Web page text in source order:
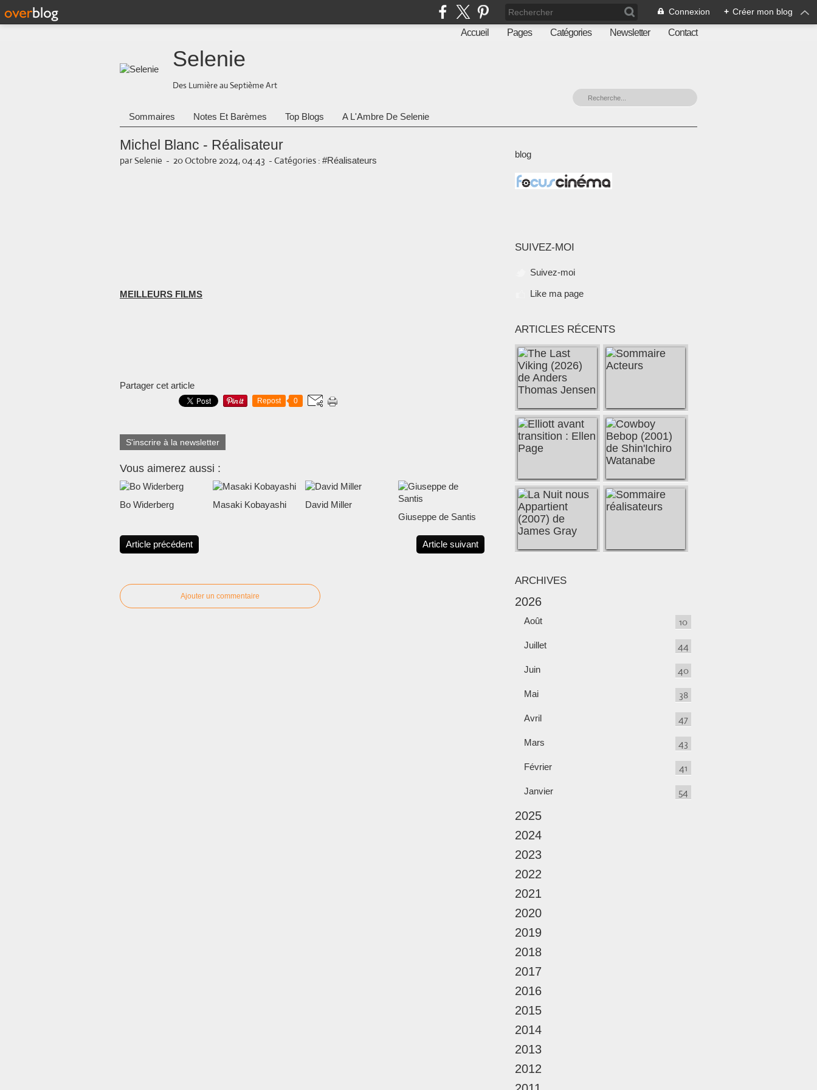
Connexion + Créer mon blog
Accueil Pages Catégories Newsletter Contact
Selenie
Des Lumière au Septième Art
Sommaires Notes Et Barèmes Top Blogs A L'Ambre De Selenie
Michel Blanc - Réalisateur
par Selenie - 20 Octobre 2024, 04:43 - Catégories : #Réalisateurs
MEILLEURS FILMS
Partager cet article
Repost 0
S'inscrire à la newsletter
Vous aimerez aussi :
Bo Widerberg Masaki Kobayashi
David Miller
Giuseppe de Santis
Article précédent Article suivant
Ajouter un commentaire
blog
SUIVEZ-MOI
Suivez-moi
Like ma page
ARTICLES RÉCENTS
ARCHIVES
2026
Août 10
Juillet 44
Juin 40
Mai 38
Avril 47
Mars 43
Février 41
Janvier 54
2025
2024
2023
2022
2021
2020
2019
2018
2017
2016
2015
2014
2013
2012